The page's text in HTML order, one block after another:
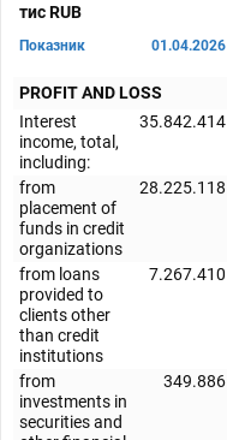
тис RUB
Показник 01.04.2026
PROFIT AND LOSS
Interest
income, total,
including:
35.842.414
from
placement of
funds in credit
organizations
28.225.118
from loans
provided to
clients other
than credit
institutions
7.267.410
from
investments in
securities and
349.886